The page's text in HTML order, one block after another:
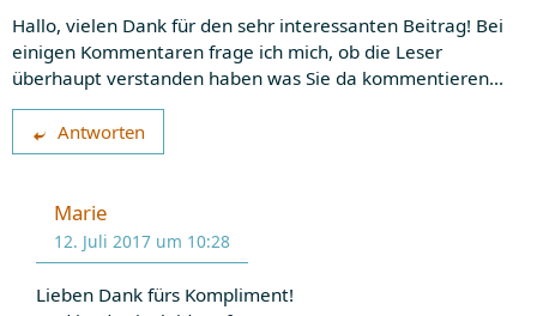
Hallo, vielen Dank für den sehr interessanten Beitrag! Bei
einigen Kommentaren frage ich mich, ob die Leser
überhaupt verstanden haben was Sie da kommentieren…
Antworten
Marie
12. Juli 2017 um 10:28
Lieben Dank fürs Kompliment!